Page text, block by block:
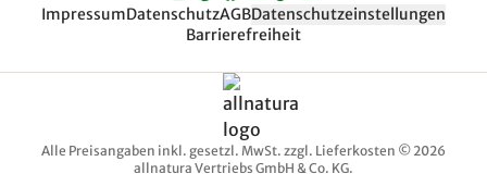
ImpressumDatenschutzAGBDatenschutzeinstellungen
Barrierefreiheit
Alle Preisangaben inkl. gesetzl. MwSt. zzgl. Lieferkosten © 2026
allnatura Vertriebs GmbH & Co. KG.